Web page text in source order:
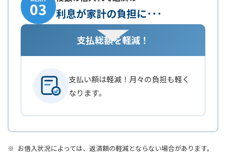
03 利息が家計の負担に･･･
支払総額を軽減！
支払い額は軽減！月々の負担も軽く
なります。
お借入状況によっては、返済額の軽減とならない場合があります。